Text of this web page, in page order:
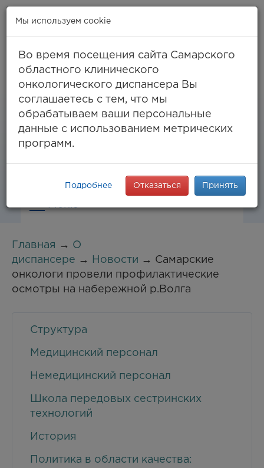
Самара, ул. Солнечная, 50
(тел. единый call-центр),
994-03-99факс
info@samaraonko.ru
Главная → О
диспансере → Новости → Самарские
онкологи провели профилактические
осмотры на набережной р.Волга
Структура
Медицинский персонал
Немедицинский персонал
Школа передовых сестринских
технологий
История
Политика в области качества:
Мы используем cookie
Во время посещения сайта Самарского
областного клинического
онкологического диспансера Вы
соглашаетесь с тем, что мы
обрабатываем ваши персональные
данные с использованием метрических
программ.
Подробнее Отказаться Принять